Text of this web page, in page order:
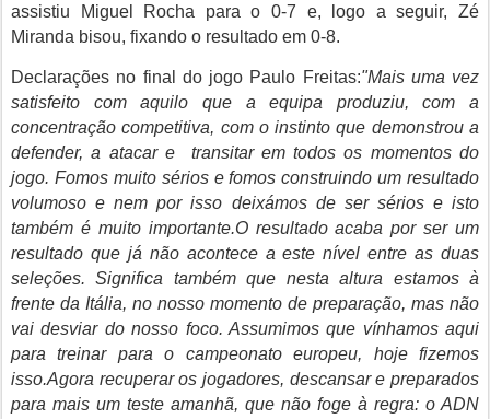
assistiu Miguel Rocha para o 0-7 e, logo a seguir, Zé
Miranda bisou, fixando o resultado em 0-8.
Declarações no final do jogo Paulo Freitas:"Mais uma vez
satisfeito com aquilo que a equipa produziu, com a
concentração competitiva, com o instinto que demonstrou a
defender, a atacar e transitar em todos os momentos do
jogo. Fomos muito sérios e fomos construindo um resultado
volumoso e nem por isso deixámos de ser sérios e isto
também é muito importante.O resultado acaba por ser um
resultado que já não acontece a este nível entre as duas
seleções. Significa também que nesta altura estamos à
frente da Itália, no nosso momento de preparação, mas não
vai desviar do nosso foco. Assumimos que vínhamos aqui
para treinar para o campeonato europeu, hoje fizemos
isso.Agora recuperar os jogadores, descansar e preparados
para mais um teste amanhã, que não foge à regra: o ADN